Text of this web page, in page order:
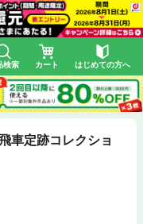
検索 カート はじめての方へ
車定跡コレクショ